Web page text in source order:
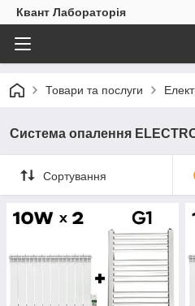
Квант Лабораторія
Товари та послуги
Система опалення
Сортування